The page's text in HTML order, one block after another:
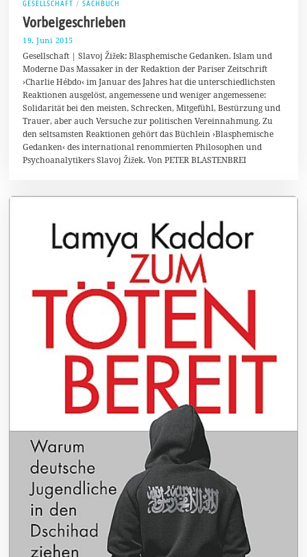
GESELLSCHAFT / SACHBUCH
Vorbeigeschrieben
19. Juni 2015
.
A
u
g
u
t
2
0
1
5
Gesellschaft | Slavoj Žižek: Blasphemische Gedanken. Islam und
Moderne Das Massaker in der Redaktion der Pariser Zeitschrift
›Charlie Hébdo‹ im Januar des Jahres hat die unterschiedlichsten
Reaktionen ausgelöst, angemessene und weniger angemessene:
Solidarität bei den meisten, Schrecken, Mitgefühl, Bestürzung und
Trauer, aber auch Versuche zur politischen Vereinnahmung. Zu
den seltsamsten Reaktionen gehört das Büchlein ›Blasphemische
Gedanken‹ des international renommierten Philosophen und
Psychoanalytikers Slavoj Žižek. Von PETER BLASTENBREI